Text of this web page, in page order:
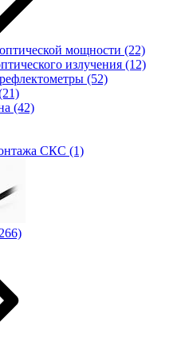
мощности (22)
излучения (12)
(52)
(42)
СКС (1)